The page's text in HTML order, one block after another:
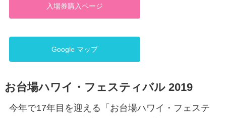
入場券購入ページ
Google マップ
お台場ハワイ・フェスティバル 2019
今年で17年目を迎える「お台場ハワイ・フェステ